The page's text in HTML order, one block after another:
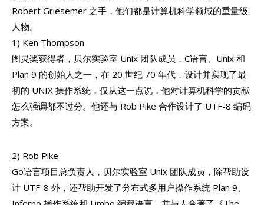
Robert Griesemer 之手，他们都是计算机科学领域的重量级
人物。
1) Ken Thompson
图灵奖获得者，贝尔实验室 Unix 团队成员，C语言、Unix 和
Plan 9 的创始人之一，在 20 世纪 70 年代，设计并实现了最
初的 UNIX 操作系统，仅从这一点说，他对计算机科学的贡献
怎么强调都不过分。他还与 Rob Pike 合作设计了 UTF-8 编码
方案。
2) Rob Pike
Go语言项目总负责人，贝尔实验室 Unix 团队成员，除帮助设
计 UTF-8 外，还帮助开发了分布式多用户操作系统 Plan 9、